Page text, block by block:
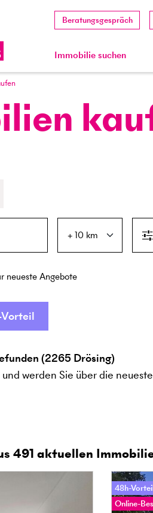
Beratungsgespräch
Immobilie suchen
neueste Angebote
(2265 Drösing)
und werden Sie über die
491 aktuellen
48h-
Online-